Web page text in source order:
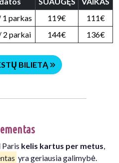
1 parkas 119€
111€
2 parkai
144€ 136€
BILIETĄ
kelis kartus per metus,
yra geriausia galimybė.